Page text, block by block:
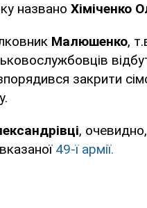
названо Хіміченко
Малюшенко,
закрити
,
49-ї армії.